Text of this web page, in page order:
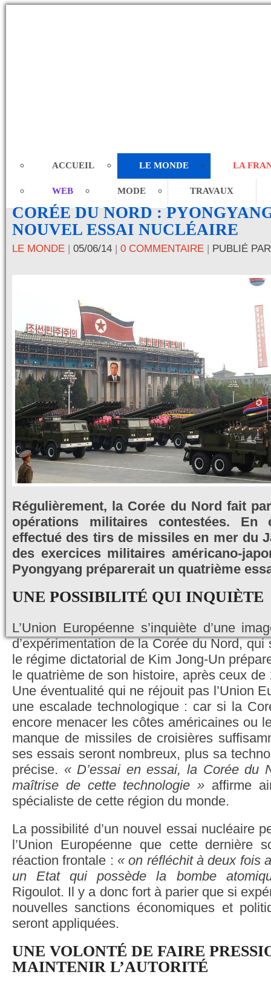
ACCUEIL LE MONDE LA
WEB MODE TRAVAUX
CORÉE DU NORD :
NOUVEL ESSAI NUCLÉAIRE
LE MONDE | 05/06/14 | 0 COMMENTAIRE | PUBLIÉ
Régulièrement, la Corée du Nord fait
opérations militaires contestées. En
effectué des tirs de missiles en mer du
des exercices militaires américano-
Pyongyang préparerait un quatrième
UNE POSSIBILITÉ QUI INQUIÈTE
L’Union Européenne s’inquiète d’une
d’expérimentation de la Corée du Nord,
le régime dictatorial de Kim Jong-Un
le quatrième de son histoire, après ceux
Une éventualité qui ne réjouit pas l’Union
une escalade technologique : car si la
encore menacer les côtes américaines ou
manque de missiles de croisières
ses essais seront nombreux, plus sa
précise. « D’essai en essai, la Corée du
maîtrise de cette technologie » affirme
spécialiste de cette région du monde.
La possibilité d’un nouvel essai nucléaire
l’Union Européenne que cette dernière
réaction frontale : « on réfléchit à deux fois
un Etat qui possède la bombe
Rigoulot. Il y a donc fort à parier que si
nouvelles sanctions économiques et
seront appliquées.
UNE VOLONTÉ DE FAIRE
MAINTENIR L’AUTORITÉ